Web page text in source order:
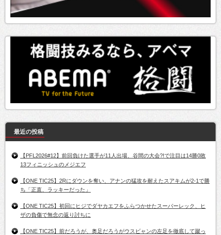
最近の投稿
【PFL2026#12】前回負けた選手が11人出場、谷間の大会?!で注目は14勝0敗
13フィニッシュのメジエフ
【ONE TIC25】2Rにダウンを奪い、アナンの猛攻を耐えたスアキムが2-1で勝
ち「正直、ラッキーだった」
【ONE TIC25】初回にヒジでダヤカエフをふらつかせたスーパーレック、ヒ
ザの負傷で無念の返り討ちに
【ONE TIC25】前だろうが、奥足だろうがウスビャンの左足を徹底して蹴っ